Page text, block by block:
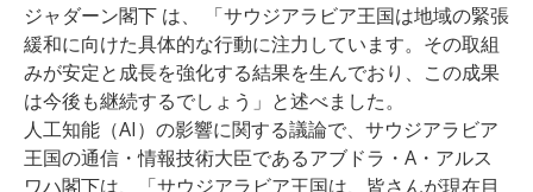
ジャダーン閣下 は、 「サウジアラビア王国は地域の緊張
緩和に向けた具体的な行動に注力しています。その取組
みが安定と成長を強化する結果を生んでおり、この成果
は今後も継続するでしょう」と述べました。
人工知能（AI）の影響に関する議論で、サウジアラビア
王国の通信・情報技術大臣であるアブドラ・A・アルス
ワハ閣下は、「サウジアラビア王国は、皆さんが現在目